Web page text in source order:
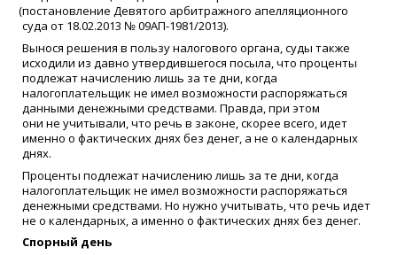
(постановление Девятого арбитражного апелляционного
суда от 18.02.2013 № 09АП-1981/2013).
Вынося решения в пользу налогового органа, суды также
исходили из давно утвердившегося посыла, что проценты
подлежат начислению лишь за те дни, когда
налогоплательщик не имел возможности распоряжаться
данными денежными средствами. Правда, при этом
они не учитывали, что речь в законе, скорее всего, идет
именно о фактических днях без денег, а не о календарных
днях.
Проценты подлежат начислению лишь за те дни, когда
налогоплательщик не имел возможности распоряжаться
денежными средствами. Но нужно учитывать, что речь идет
не о календарных, а именно о фактических днях без денег.
Спорный день